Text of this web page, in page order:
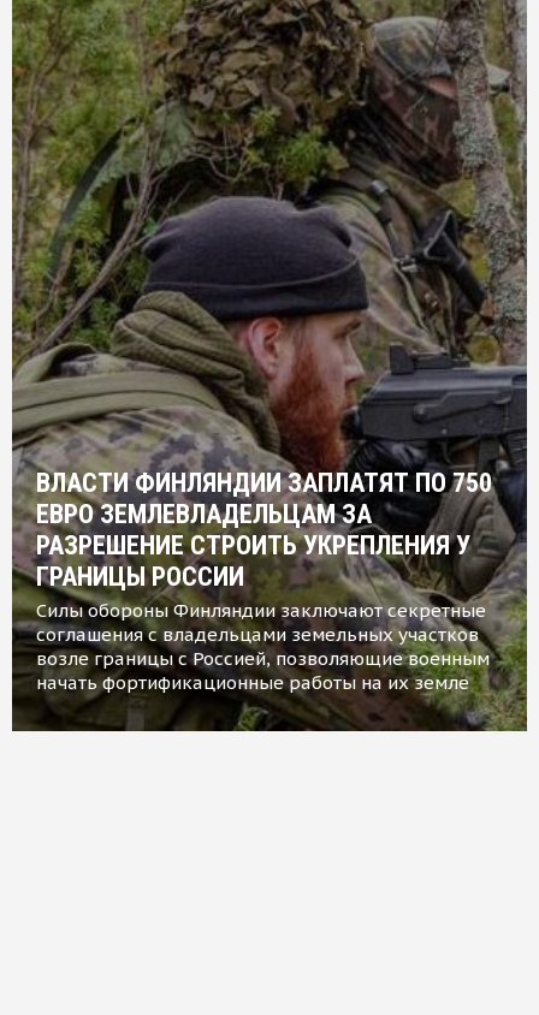
ВЛАСТИ ФИНЛЯНДИИ ЗАПЛАТЯТ ПО 750
ЕВРО ЗЕМЛЕВЛАДЕЛЬЦАМ ЗА
РАЗРЕШЕНИЕ СТРОИТЬ УКРЕПЛЕНИЯ У
ГРАНИЦЫ РОССИИ
Силы обороны Финляндии заключают секретные
соглашения с владельцами земельных участков
возле границы с Россией, позволяющие военным
начать фортификационные работы на их земле